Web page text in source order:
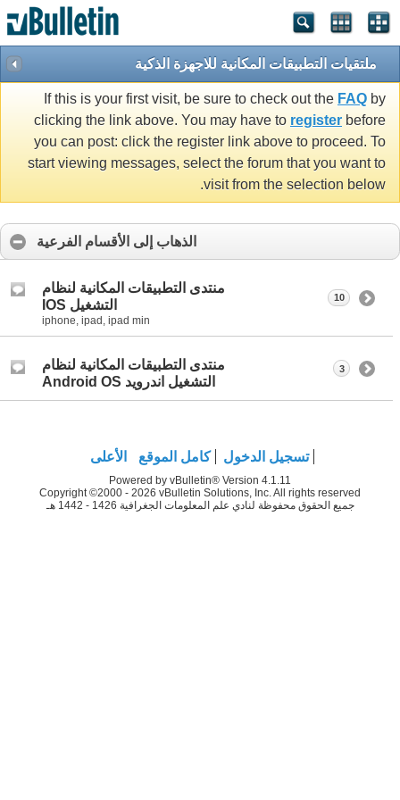
ملتقيات التطبيقات المكانية للاجهزة الذكية
If this is your first visit, be sure to check out the FAQ by
clicking the link above. You may have to register before
you can post: click the register link above to proceed. To
start viewing messages, select the forum that you want to
visit from the selection below.
الذهاب إلى الأقسام الفرعية
منتدى التطبيقات المكانية لنظام
التشغيل IOS
iphone, ipad, ipad min
10
منتدى التطبيقات المكانية لنظام
التشغيل اندرويد Android OS
3
تسجيل الدخول كامل الموقع الأعلى
Powered by vBulletin® Version 4.1.11
Copyright ©2000 - 2026 vBulletin Solutions, Inc. All rights reserved
جميع الحقوق محفوظة لنادي علم المعلومات الجغرافية 1426 - 1442 هـ